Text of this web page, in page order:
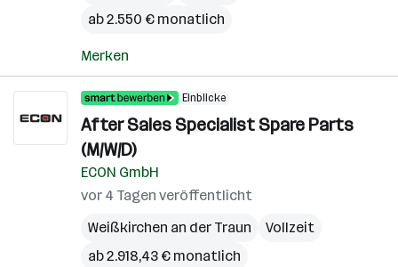
ab 2.550 € monatlich
Merken
Einblicke
After Sales Specialist Spare Parts
(M/W/D)
ECON GmbH
vor 4 Tagen veröffentlicht
Weißkirchen an der Traun
Vollzeit
ab 2.918,43 € monatlich